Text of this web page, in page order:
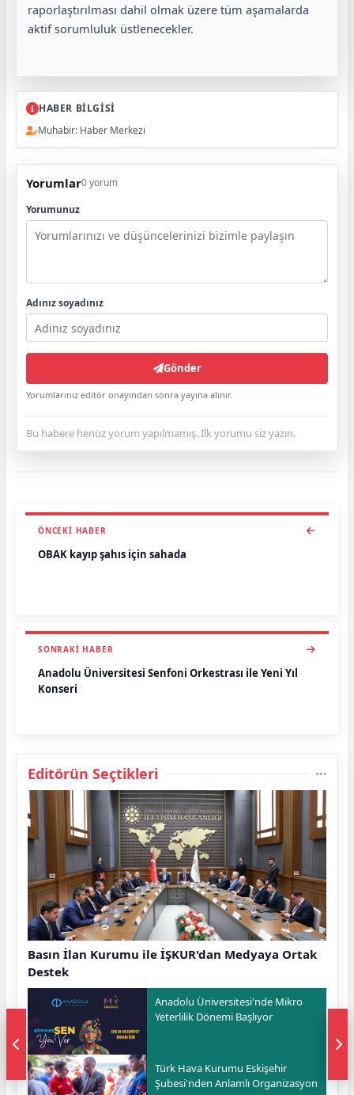
raporlaştırılması dahil olmak üzere tüm aşamalarda
aktif sorumluluk üstlenecekler.
HABER BİLGİSİ
Muhabir: Haber Merkezi
Yorumlar0 yorum
Yorumunuz
Adınız soyadınız
Gönder
Yorumlarınız editör onayından sonra yayına alınır.
Bu habere henüz yorum yapılmamış. İlk yorumu siz yazın.
ÖNCEKI HABER
OBAK kayıp şahıs için sahada
SONRAKI HABER
Anadolu Üniversitesi Senfoni Orkestrası ile Yeni Yıl
Konseri
Editörün Seçtikleri
Basın İlan Kurumu ile İŞKUR'dan Medyaya Ortak
Destek
Anadolu Üniversitesi'nde Mikro
Yeterlilik Dönemi Başlıyor
Türk Hava Kurumu Eskişehir
Şubesi'nden Anlamlı Organizasyon